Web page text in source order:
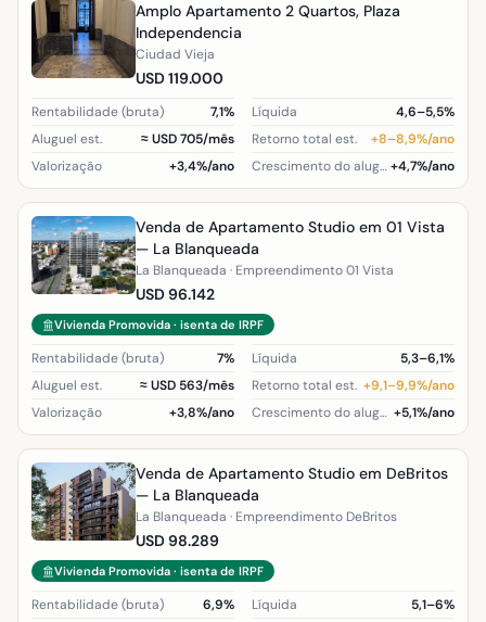
Amplo Apartamento 2 Quartos, Plaza
Independencia
Ciudad Vieja
USD 119.000
Rentabilidade (bruta) 7,1% Líquida
4,6–5,5%
Aluguel est.
≈ USD 705/mês Retorno total est.
+8–8,9%/ano
Valorização
+3,4%/ano Crescimento do aluguel (região)+4,7%/ano
Venda de Apartamento Studio em 01 Vista
— La Blanqueada
La Blanqueada · Empreendimento 01 Vista
USD 96.142
Vivienda Promovida · isenta de IRPF
Rentabilidade (bruta) 7% Líquida
5,3–6,1%
Aluguel est.
≈ USD 563/mês Retorno total est. +9,1–9,9%/ano
Valorização
+3,8%/ano Crescimento do aluguel (região) +5,1%/ano
Venda de Apartamento Studio em DeBritos
— La Blanqueada
La Blanqueada · Empreendimento DeBritos
USD 98.289
Vivienda Promovida · isenta de IRPF
Rentabilidade (bruta) 6,9% Líquida
5,1–6%